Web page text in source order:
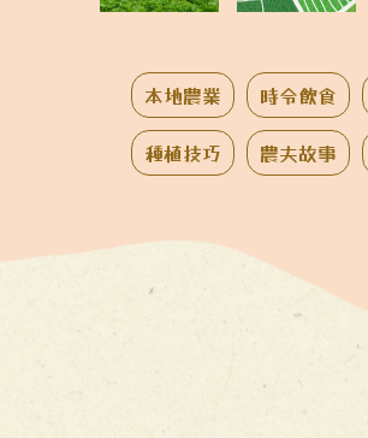
本地農業 時令飲食
種植技巧
農夫故事